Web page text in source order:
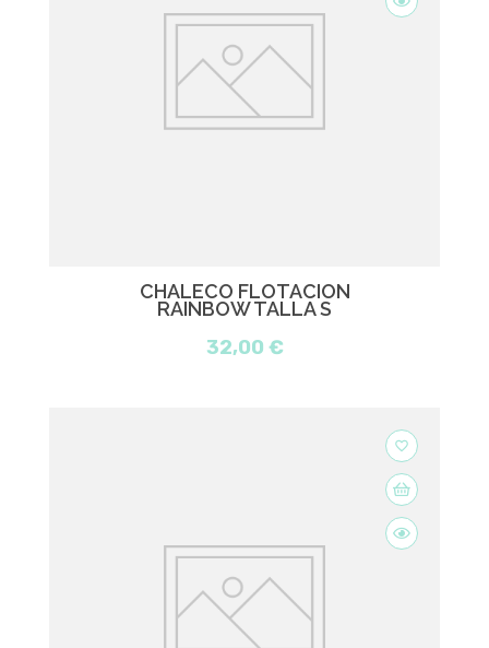
CHALECO FLOTACIÓN
RAINBOW TALLA S
32,00 €
favorite_border